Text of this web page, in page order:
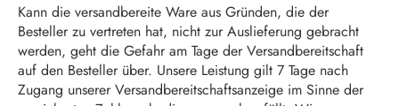
Kann die versandbereite Ware aus Gründen, die der
Besteller zu vertreten hat, nicht zur Auslieferung gebracht
werden, geht die Gefahr am Tage der Versandbereitschaft
auf den Besteller über. Unsere Leistung gilt 7 Tage nach
Zugang unserer Versandbereitschaftsanzeige im Sinne der